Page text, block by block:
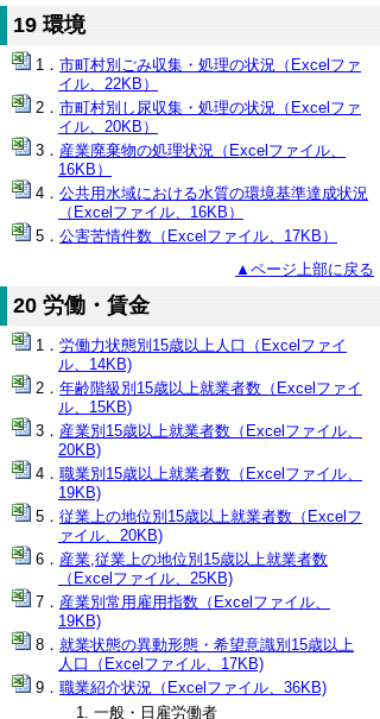
19 環境
市町村別ごみ収集・処理の状況（Excelファ
イル、22KB）
市町村別し尿収集・処理の状況（Excelファ
イル、20KB）
産業廃棄物の処理状況（Excelファイル、
16KB）
公共用水域における水質の環境基準達成状況
（Excelファイル、16KB）
公害苦情件数（Excelファイル、17KB）
▲ページ上部に戻る
20 労働・賃金
労働力状態別15歳以上人口（Excelファイ
ル、14KB)
年齢階級別15歳以上就業者数（Excelファイ
ル、15KB)
産業別15歳以上就業者数（Excelファイル、
20KB)
職業別15歳以上就業者数（Excelファイル、
19KB)
従業上の地位別15歳以上就業者数（Excelフ
ァイル、20KB)
産業,従業上の地位別15歳以上就業者数
（Excelファイル、25KB)
産業別常用雇用指数（Excelファイル、
19KB)
就業状態の異動形態・希望意識別15歳以上
人口（Excelファイル、17KB)
職業紹介状況（Excelファイル、36KB)
一般・日雇労働者